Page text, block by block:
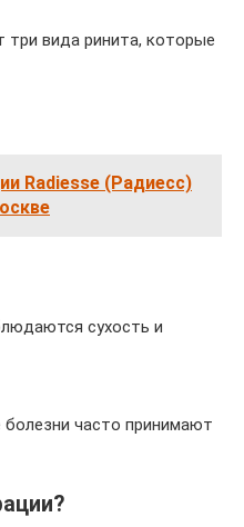
три вида ринита, которые
Radiesse (Радиесс)
сухость и
часто принимают